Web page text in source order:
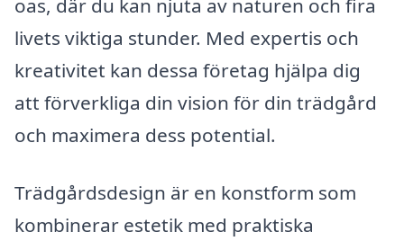
oas, där du kan njuta av naturen och fira
livets viktiga stunder. Med expertis och
kreativitet kan dessa företag hjälpa dig
att förverkliga din vision för din trädgård
och maximera dess potential.
Trädgårdsdesign är en konstform som
kombinerar estetik med praktiska